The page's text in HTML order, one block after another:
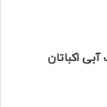
آبی اکباتان